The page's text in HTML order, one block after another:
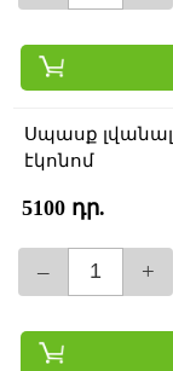
Սպասք
էկոնոմ
5100 դր.
– +